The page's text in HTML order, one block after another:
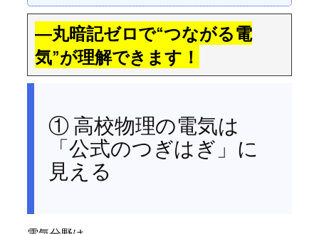
―丸暗記ゼロで“つながる電
気”が理解できます！
① 高校物理の電気は
「公式のつぎはぎ」に
見える